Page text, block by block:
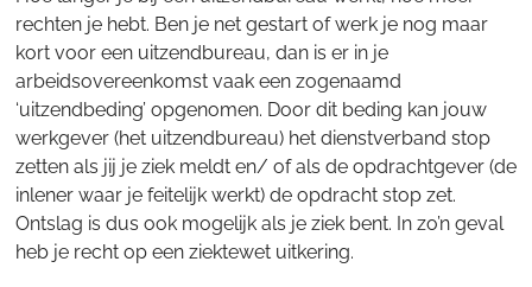
rechten je hebt. Ben je net gestart of werk je nog maar
kort voor een uitzendbureau, dan is er in je
arbeidsovereenkomst vaak een zogenaamd
‘uitzendbeding’ opgenomen. Door dit beding kan jouw
werkgever (het uitzendbureau) het dienstverband stop
zetten als jij je ziek meldt en/ of als de opdrachtgever (de
inlener waar je feitelijk werkt) de opdracht stop zet.
Ontslag is dus ook mogelijk als je ziek bent. In zo’n geval
heb je recht op een ziektewet uitkering.